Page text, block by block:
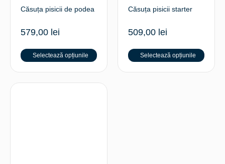
Căsuța pisicii de podea
579,00 lei
Selectează opțiunile
Căsuța pisicii starter
509,00 lei
Selectează opțiunile